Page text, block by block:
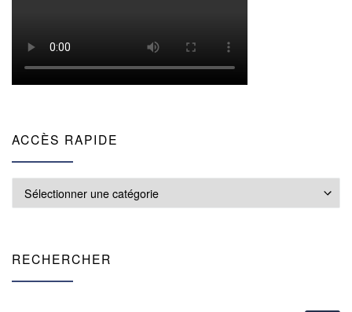
ACCÈS RAPIDE
RECHERCHER